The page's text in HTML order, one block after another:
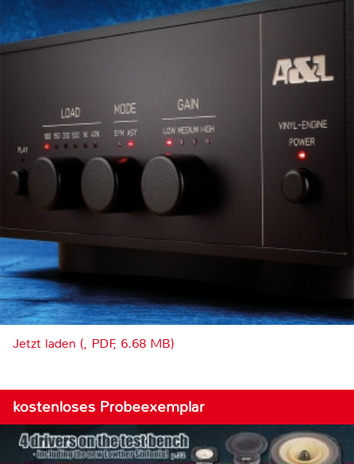
Jetzt laden (, PDF, 6.68 MB)
kostenloses Probeexemplar